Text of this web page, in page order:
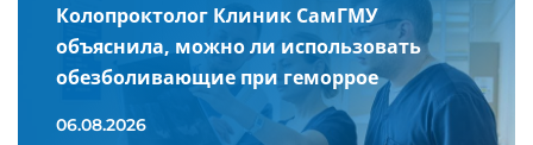
Колопроктолог Клиник СамГМУ
объяснила, можно ли использовать
обезболивающие при геморрое
06.08.2026